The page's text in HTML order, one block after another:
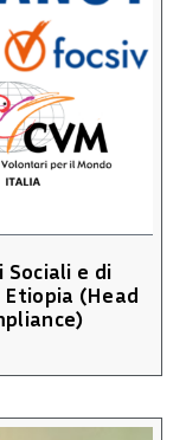
Sociali e di
(Head